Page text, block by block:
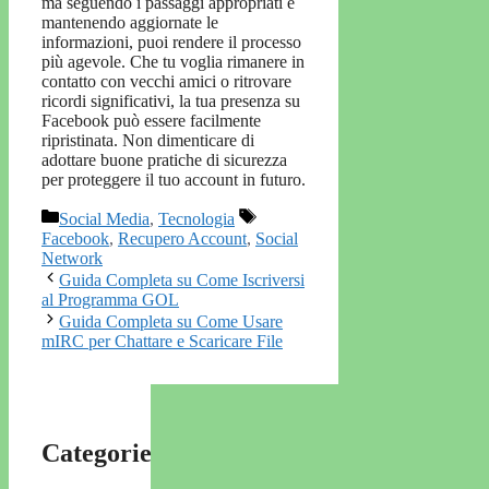
mantenendo aggiornate le
informazioni, puoi rendere il processo
più agevole. Che tu voglia rimanere in
contatto con vecchi amici o ritrovare
ricordi significativi, la tua presenza su
Facebook può essere facilmente
ripristinata. Non dimenticare di
adottare buone pratiche di sicurezza
per proteggere il tuo account in futuro.
Categorie
Social Media, Tecnologia
Tag
Facebook, Recupero Account, Social
Network
Guida Completa su Come Iscriversi
al Programma GOL
Guida Completa su Come Usare
mIRC per Chattare e Scaricare File
Categorie